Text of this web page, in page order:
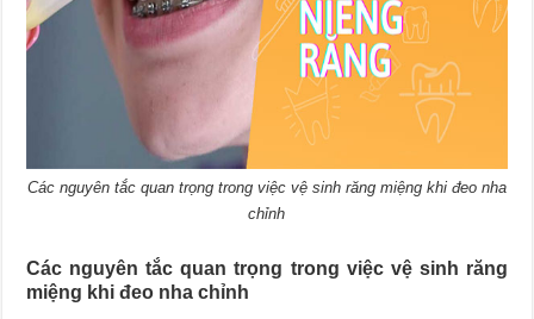
Các nguyên tắc quan trọng trong việc vệ sinh răng miệng khi đeo nha
chỉnh
Các nguyên tắc quan trọng trong việc vệ sinh răng
miệng khi đeo nha chỉnh